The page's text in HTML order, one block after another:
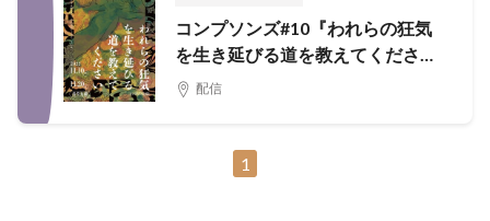
コンプソンズ#10『われらの狂気
を生き延びる道を教えてくださ
い』(再配信)
配信
1